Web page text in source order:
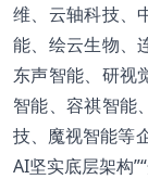
维、云轴科技、
能、绘云生物、
东声智能、研视
智能、容祺智能
技、魔视智能等
AI坚实底层架构